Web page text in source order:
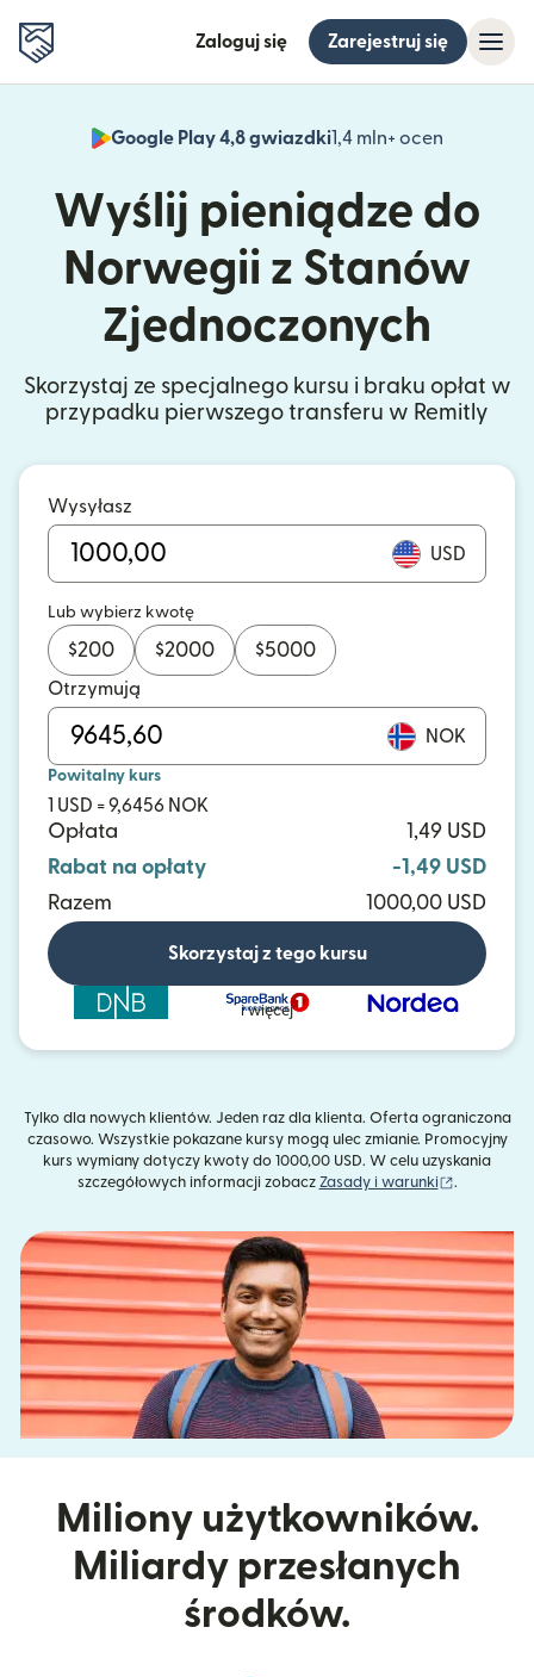
Zaloguj się Zarejestruj się
Google Play 4,8 gwiazdki1,4 mln+ ocen
(otwiera
Wyślij pieniądze do
Norwegii z Stanów
Zjednoczonych
Skorzystaj ze specjalnego kursu i braku opłat w
przypadku pierwszego transferu w Remitly
Wysyłasz
USD
Lub wybierz kwotę
$200 $2000 $5000
Otrzymują
NOK
Powitalny kurs
1 USD = 9,6456 NOK
Opłata
1,49 USD
Rabat na opłaty
-1,49 USD
Razem
1000,00 USD
Skorzystaj z tego kursu
i więcej
Tylko dla nowych klientów. Jeden raz dla klienta. Oferta ograniczona
czasowo. Wszystkie pokazane kursy mogą ulec zmianie. Promocyjny
kurs wymiany dotyczy kwoty do 1000,00 USD. W celu uzyskania
szczegółowych informacji zobacz Zasady i warunki (otwiera
.
Miliony użytkowników.
Miliardy przesłanych
środków.